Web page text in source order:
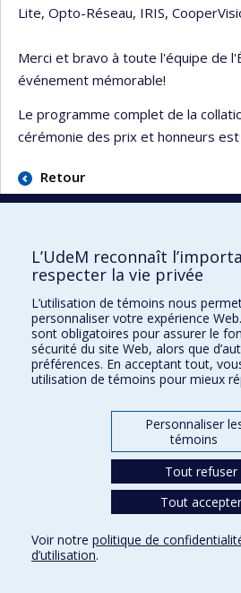
Lite, Opto-Réseau, IRIS,
Merci et bravo à toute l'équipe de
événement mémorable!
Le programme complet de la
cérémonie des prix et honneurs est
Retour
École d'optométrie
3744 Jean-Brillant
Local 260-9
Montréal (Qc) H3T 1P1
Conditions d’utilisation
L’UdeM reconnaît
respecter la vie privée
L’utilisation de témoins nous
personnaliser votre expérience
sont obligatoires pour assurer le
sécurité du site Web, alors que
préférences. En acceptant tout,
utilisation de témoins pour mieux
Personnaliser
témoins
Tout refuser
Tout accepter
Voir notre politique de
d’utilisation.